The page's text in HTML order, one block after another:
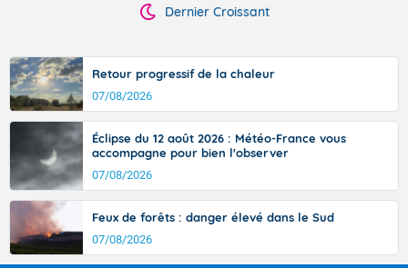
Dernier Croissant
Retour progressif de la chaleur
07/08/2026
Éclipse du 12 août 2026 : Météo-France vous
accompagne pour bien l'observer
07/08/2026
Feux de forêts : danger élevé dans le Sud
07/08/2026